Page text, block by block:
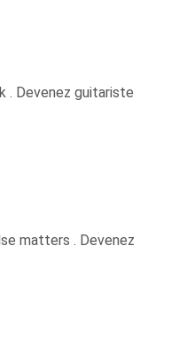
. Devenez guitariste
matters . Devenez